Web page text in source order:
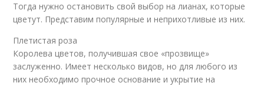
Тогда нужно остановить свой выбор на лианах, которые
цветут. Представим популярные и неприхотливые из них.
Плетистая роза
Королева цветов, получившая свое «прозвище»
заслуженно. Имеет несколько видов, но для любого из
них необходимо прочное основание и укрытие на